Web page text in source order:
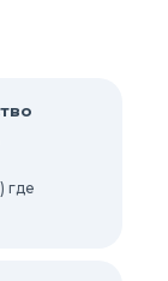
где